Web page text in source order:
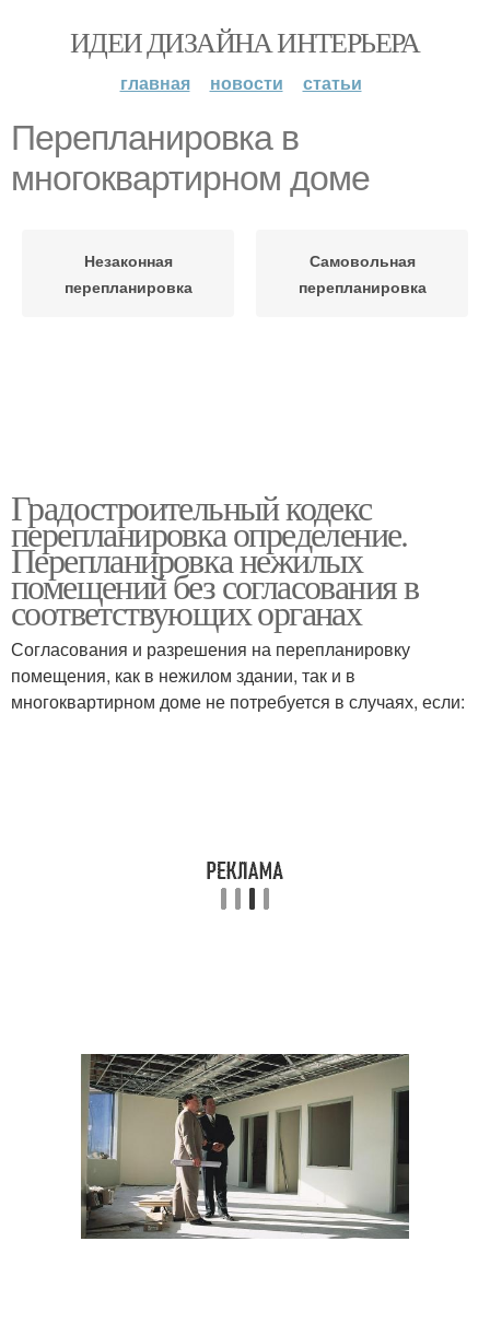
ИДЕИ ДИЗАЙНА ИНТЕРЬЕРА
главная новости статьи
Перепланировка в
многоквартирном доме
Незаконная
перепланировка
Самовольная
перепланировка
Градостроительный кодекс
перепланировка определение.
Перепланировка нежилых
помещений без согласования в
соответствующих органах
Согласования и разрешения на перепланировку
помещения, как в нежилом здании, так и в
многоквартирном доме не потребуется в случаях, если: